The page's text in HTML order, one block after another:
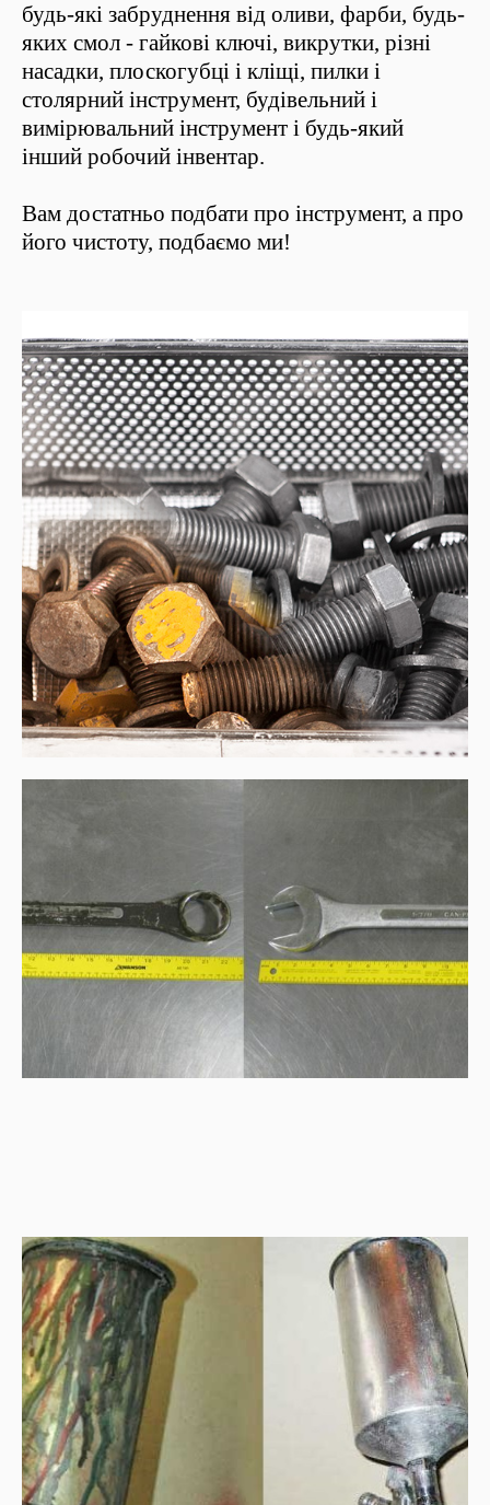
будь-які забруднення від оливи, фарби, будь-
яких смол - гайкові ключі, викрутки, різні
насадки, плоскогубці і кліщі, пилки і
столярний інструмент, будівельний і
вимірювальний інструмент і будь-який
інший робочий інвентар.
Вам достатньо подбати про інструмент, а про
його чистоту, подбаємо ми!